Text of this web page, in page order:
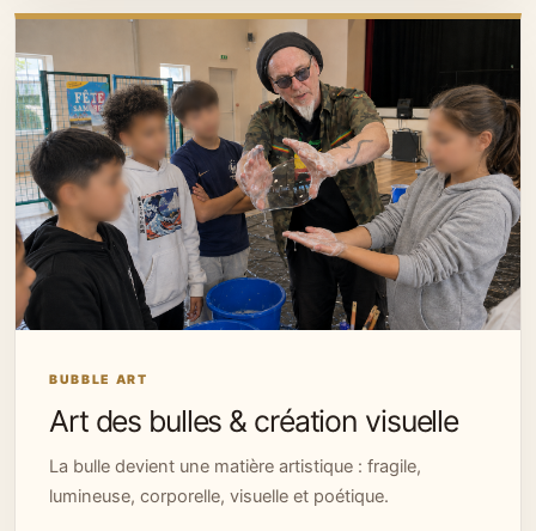
BUBBLE ART
Art des bulles & création visuelle
La bulle devient une matière artistique : fragile,
lumineuse, corporelle, visuelle et poétique.